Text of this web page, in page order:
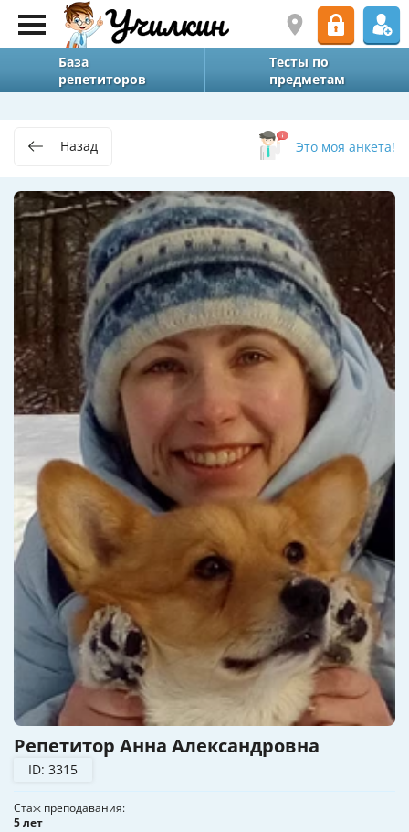
База
репетиторов
Тесты по
предметам
Назад Это моя анкета!
Репетитор Анна Александровна
ID: 3315
Стаж преподавания
5 лет